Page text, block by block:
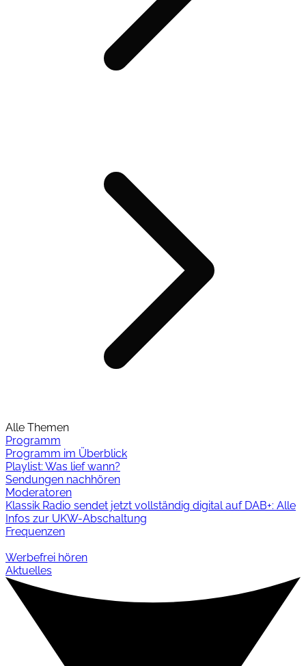
Alle Themen
Programm
Programm im Überblick
Playlist: Was lief wann?
Sendungen nachhören
Moderatoren
Klassik Radio sendet jetzt vollständig digital auf DAB+: Alle
Infos zur UKW-Abschaltung
Frequenzen
Werbefrei hören
Aktuelles